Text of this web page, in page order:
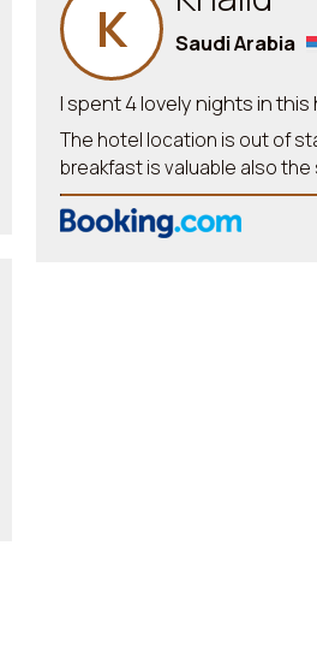
K Saudi Arabia
I spent 4 lovely nights in this
The hotel location is out of
breakfast is valuable also